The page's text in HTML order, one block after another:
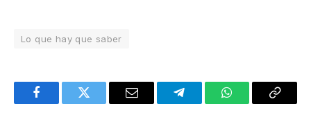
Lo que hay que saber
FacebookTwitter Email TelegramWhatsAppCopy